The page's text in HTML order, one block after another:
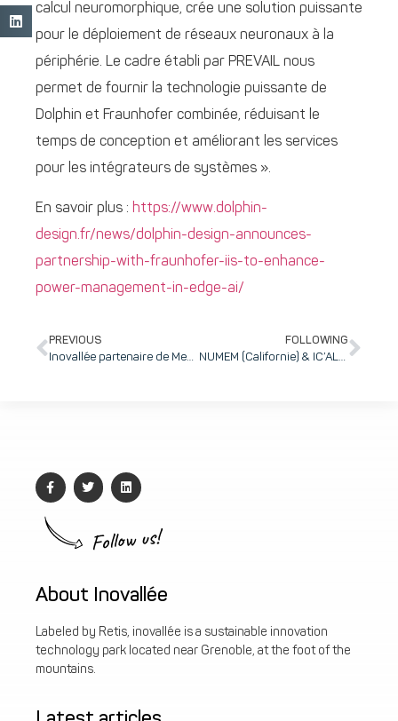
calcul neuromorphique, crée une solution puissante
pour le déploiement de réseaux neuronaux à la
périphérie. Le cadre établi par PREVAIL nous
permet de fournir la technologie puissante de
Dolphin et Fraunhofer combinée, réduisant le
temps de conception et améliorant les services
pour les intégrateurs de systèmes ».
En savoir plus : https://www.dolphin-
design.fr/news/dolphin-design-announces-
partnership-with-fraunhofer-iis-to-enhance-
power-management-in-edge-ai/
PREVIOUS
Inovallée partenaire de Medfit : 20% de réduction sur vos pass la 8e édition de @MedFIT Event, à Lille les 3 & 4 décembre 2024 et les digital meetings days les 11 & 12 décembre 2024
FOLLOWING
NUMEM (Californie) & IC’ALPS (inovallée) collaborent pour développer un SoC ultra-basse consommation pour les applications de capteurs et d’IA
Follow us!
About Inovallée
Labeled by Retis, inovallée is a sustainable innovation
technology park located near Grenoble, at the foot of the
mountains.